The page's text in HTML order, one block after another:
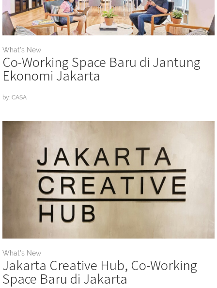
What's New
Co-Working Space Baru di Jantung
Ekonomi Jakarta
by: CASA
What's New
Jakarta Creative Hub, Co-Working
Space Baru di Jakarta